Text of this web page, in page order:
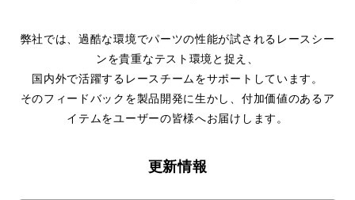
弊社では、過酷な環境でパーツの性能が試されるレースシー
ンを貴重なテスト環境と捉え、
国内外で活躍するレースチームをサポートしています。
そのフィードバックを製品開発に生かし、付加価値のあるア
イテムをユーザーの皆様へお届けします。
更新情報